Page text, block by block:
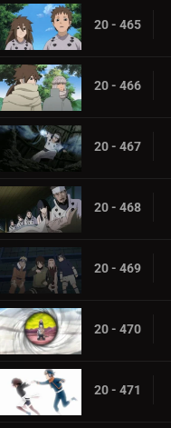
20 - 465
20 - 466
20 - 467
20 - 468
20 - 469
20 - 470
20 - 471